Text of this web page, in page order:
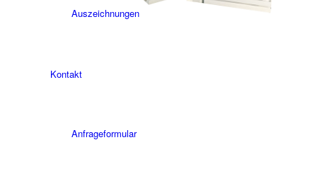
Auszeichnungen
Kontakt
Anfrageformular